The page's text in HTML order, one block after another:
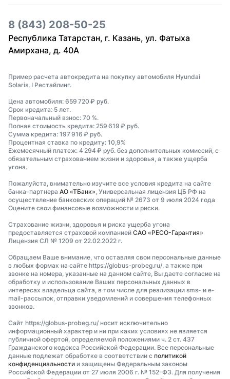
8 (843) 208-50-25
Республика Татарстан, г. Казань, ул. Фатыха
Амирхана, д. 40А
Пример расчета автокредита на покупку автомобиля Hyundai
Solaris, I Рестайлинг.
Цена автомобиля: 659 720 ₽ руб.
Срок кредита: 5 лет.
Первоначальный взнос: 70 %.
Полная стоимость кредита: 259 619 ₽ руб.
Сумма кредита: 197 916 ₽ руб.
Процентная ставка по кредиту: 10,9%
Ежемесячный платеж: 4 294 ₽ руб. без дополнительных комиссий, с
обязательным страхованием жизни и здоровья, а также ущерба
угона.
Пожалуйста, внимательно изучите все условия кредита на сайте
банка-партнера АО «ТБанк», Универсальная лицензия ЦБ РФ на
осуществление банковских операций № 2673 от 9 июля 2024 года
Оцените свои финансовые возможности и риски.
Страхование жизни, здоровья и риска ущерба угона
предоставляется страховой компанией САО «РЕСО-Гарантия»
Лицензия СЛ № 1209 от 22.02.2022 г.
Обращаем Ваше внимание, что оставляя свои персональные данные
в любых формах на сайте https://globus-probeg.ru/, а также при
звонке на номера, указанные на данном сайте, Вы даете согласие на
обработку и использование Ваших персональных данных в
интересах владельца сайта, в том числе для реализации sms- и e-
mail-рассылок, отправки уведомлений и совершения телефонных
звонков.
Сайт https://globus-probeg.ru/ носит исключительно
информационный характер и ни при каких условиях не является
публичной офертой, определяемой положениями ч. 2 ст. 437
Гражданского кодекса Российской Федерации. Все персональные
данные подлежат обработке в соответствии с политикой
конфиденциальности и защищены Федеральным законом
Российской Федерации от 27 июля 2006 г. № 152-ФЗ. Для получения